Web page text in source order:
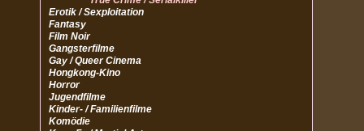
Erotik / Sexploitation
Fantasy
Film Noir
Gangsterfilme
Gay / Queer Cinema
Hongkong-Kino
Horror
Jugendfilme
Kinder- / Familienfilme
Komödie